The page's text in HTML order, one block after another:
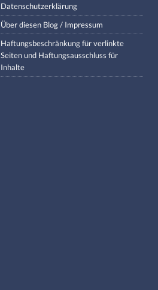
Datenschutzerklärung
Über diesen Blog / Impressum
Haftungsbeschränkung für verlinkte
Seiten und Haftungsausschluss für
Inhalte